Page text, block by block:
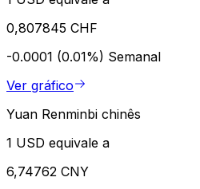
0,807845 CHF
-0.0001 (0.01%) Semanal
Ver gráfico
Yuan Renminbi chinês
1 USD equivale a
6,74762 CNY